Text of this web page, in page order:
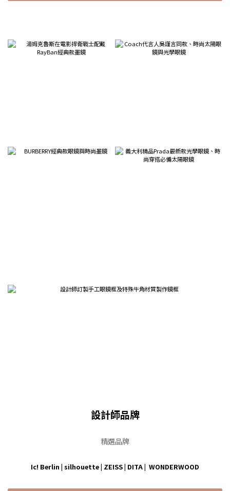
設計師品牌
精選品牌
Ic! Berlin | silhouette| ZEISS| DITA| WONDERWOOD